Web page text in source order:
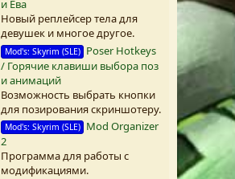
и Ева
Новый реплейсер тела для
девушек и многое другое.
Mod's: Skyrim (SLE) Poser Hotkeys
/ Горячие клавиши выбора поз
и анимаций
Возможность выбрать кнопки
для позирования скриншотеру.
Mod's: Skyrim (SLE) Mod Organizer
2
Программа для работы с
модификациями.